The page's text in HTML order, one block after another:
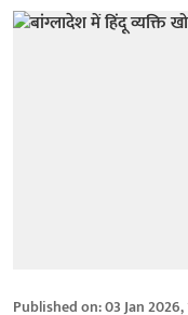
Published on:03 Jan